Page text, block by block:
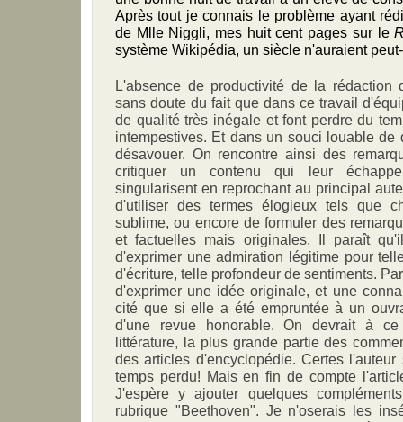
Après tout je connais le problème ayant
de Mlle Niggli, mes huit cent pages sur le
système Wikipédia, un siècle n'auraient
L'absence de productivité de la rédaction
sans doute du fait que dans ce travail
de qualité très inégale et font perdre du
intempestives. Et dans un souci louable de
désavouer. On rencontre ainsi des
critiquer un contenu qui leur
singularisent en reprochant au principal
d'utiliser des termes élogieux tels que
sublime, ou encore de formuler des
et factuelles mais originales. Il paraît
d'exprimer une admiration légitime pour
d'écriture, telle profondeur de sentiments.
d'exprimer une idée originale, et une
cité que si elle a été empruntée à un
d'une revue honorable. On devrait à
littérature, la plus grande partie des
des articles d'encyclopédie. Certes
temps perdu! Mais en fin de compte
J'espère y ajouter quelques
rubrique "Beethoven". Je n'oserais les